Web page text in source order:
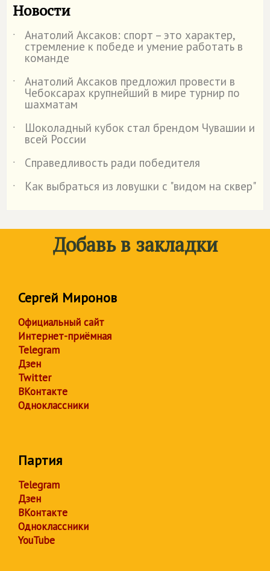
Новости
˙ Анатолий Аксаков: спорт – это характер,
стремление к победе и умение работать в
команде
˙
Анатолий Аксаков предложил провести в
Чебоксарах крупнейший в мире турнир по
шахматам
˙
Шоколадный кубок стал брендом Чувашии и
всей России
˙
Справедливость ради победителя
˙
Как выбраться из ловушки с "видом на сквер"
Добавь в закладки
Сергей Миронов
Официальный сайт
Интернет-приёмная
Telegram
Дзен
Twitter
ВКонтакте
Одноклассники
Партия
Telegram
Дзен
ВКонтакте
Одноклассники
YouTube